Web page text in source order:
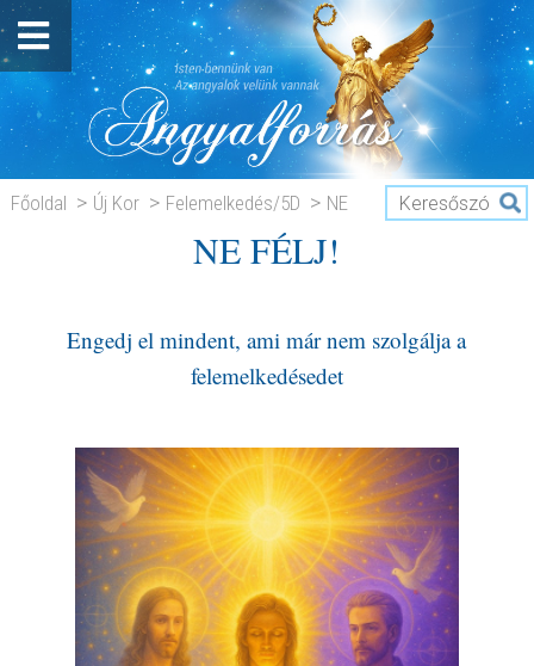
Főoldal Új Kor Felemelkedés/5D
NE
NE FÉLJ!
Engedj el mindent, ami már nem szolgálja a
felemelkedésedet